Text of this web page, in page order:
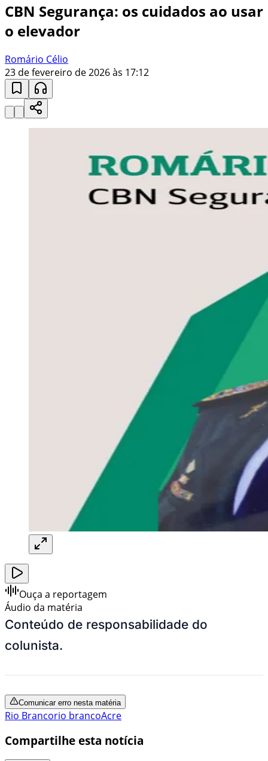
CBN Segurança: os cuidados ao usar
o elevador
Romário Célio
23 de fevereiro de 2026 às 17:12
Ouça a reportagem
Áudio da matéria
Conteúdo de responsabilidade do
colunista.
Comunicar erro nesta matéria
Rio Brancorio brancoAcre
Compartilhe esta notícia